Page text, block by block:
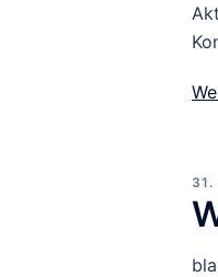
31.